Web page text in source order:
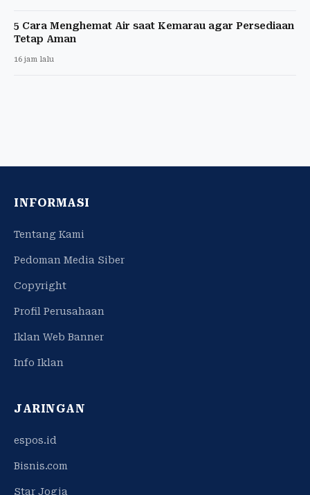
5 Cara Menghemat Air saat Kemarau agar Persediaan
Tetap Aman
16 jam lalu
INFORMASI
Tentang Kami
Pedoman Media Siber
Copyright
Profil Perusahaan
Iklan Web Banner
Info Iklan
JARINGAN
espos.id
Bisnis.com
Star Jogja